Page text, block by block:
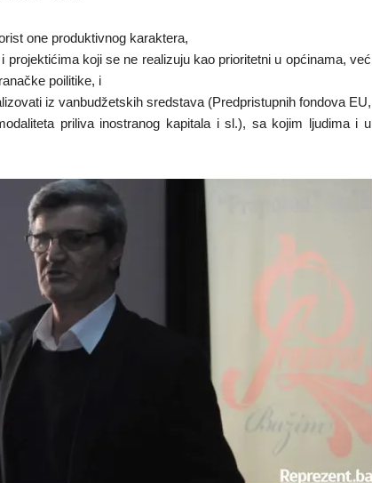
one produktivnog karaktera,
koji se ne realizuju kao prioritetni u općinama, već
poilitike, i
iz vanbudžetskih sredstava (Predpristupnih fondova EU,
priliva inostranog kapitala i sl.), sa kojim ljudima i u